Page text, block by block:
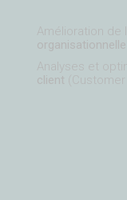
Amélioration de
organisationnelle
Analyses et
client